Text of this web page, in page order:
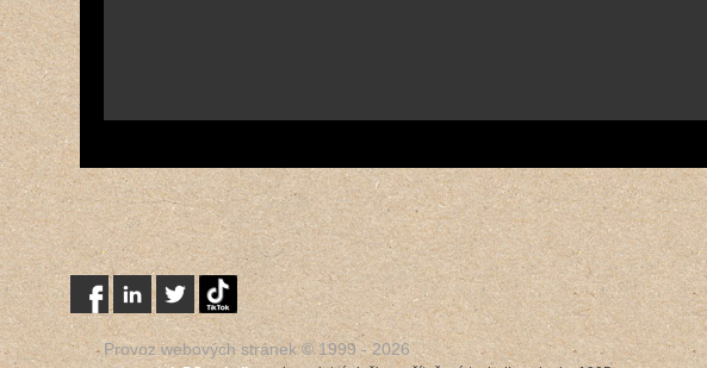
Provoz webových stránek © 1999 -2026